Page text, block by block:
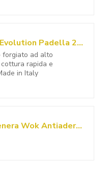
Moneta Etnea Evolution Padella 20cm, anche per induzione, 100% Made in Italy
forgiato ad alto
rapida e
in Italy
Lagostina Rigenera Wok Antiaderente con Corpo in Alluminio 100% Riciclato Ø 28 cm, Padella Induzione Gas e Forno, Rivestimento Antigraffio, Manico Ergonomico